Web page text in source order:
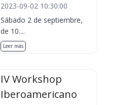
2023-09-02 10:30:00
Sábado 2 de septiembre,
de 10....
Leer más
IV Workshop
Iberoamericano